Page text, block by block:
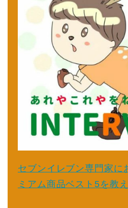
セブンイレブン専門家に
ミアム商品ベスト5を教